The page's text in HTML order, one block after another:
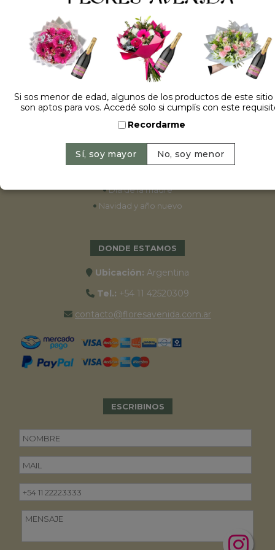
ESPECIALES
Cumpleaños
15 años
• Bodas
•Aniversarios
Graduaciones
•Nacimientos
•San Valentín
•Día de la madre
• Navidad y año nuevo
DONDE ESTAMOS
Ubicación: Argentina
Tel.: +54 11 42520309
contacto@floresavenida.com.ar
ESCRIBINOS
Si sos menor de edad, algunos de los productos de este
son aptos para vos. Accedé solo si cumplís con este
Recordarme